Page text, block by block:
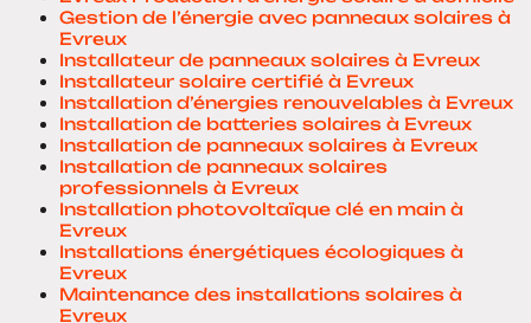
Gestion de l’énergie avec panneaux solaires à
Evreux
Installateur de panneaux solaires à Evreux
Installateur solaire certifié à Evreux
Installation d’énergies renouvelables à Evreux
Installation de batteries solaires à Evreux
Installation de panneaux solaires à Evreux
Installation de panneaux solaires
professionnels à Evreux
Installation photovoltaïque clé en main à
Evreux
Installations énergétiques écologiques à
Evreux
Maintenance des installations solaires à
Evreux